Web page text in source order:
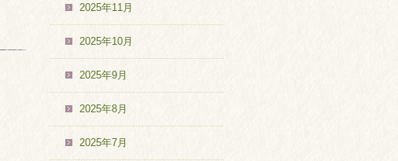
2025年11月
2025年10月
2025年9月
2025年8月
2025年7月